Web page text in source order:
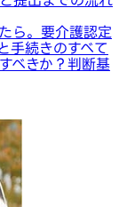
ら。要介護認定
手続きのすべて
べきか？判断基